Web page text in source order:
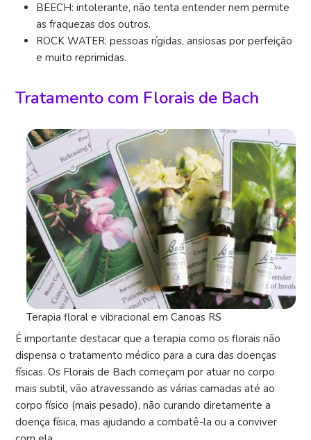
BEECH: intolerante, não tenta entender nem permite
as fraquezas dos outros.
ROCK WATER: pessoas rígidas, ansiosas por perfeição
e muito reprimidas.
Tratamento com Florais de Bach
Terapia floral e vibracional em Canoas RS
É importante destacar que a terapia como os florais não
dispensa o tratamento médico para a cura das doenças
físicas. Os Florais de Bach começam por atuar no corpo
mais subtil, vão atravessando as várias camadas até ao
corpo físico (mais pesado), não curando diretamente a
doença física, mas ajudando a combatê-la ou a conviver